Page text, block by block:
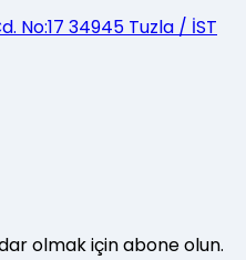
No:17 34945 Tuzla / İST
olmak için abone olun.